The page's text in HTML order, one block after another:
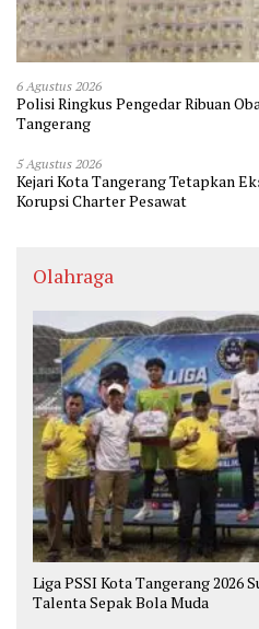
6 Agustus 2026
Polisi Ringkus Pengedar Ribuan
Tangerang
5 Agustus 2026
Kejari Kota Tangerang Tetapkan
Korupsi Charter Pesawat
Olahraga
Liga PSSI Kota Tangerang 2026
Talenta Sepak Bola Muda